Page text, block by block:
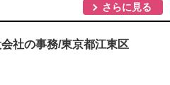
さらに見る
社の事務/東京都江東区